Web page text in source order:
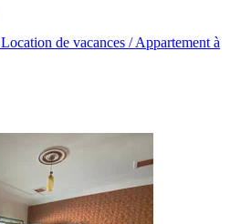
Location de vacances / Appartement à